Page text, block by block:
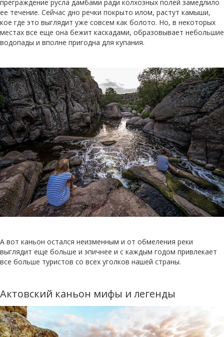
преграждение русла дамбами ради колхозных полей замедлило
ее течение. Сейчас дно речки покрыто илом, растут камыши,
кое где это выглядит уже совсем как болото. Но, в некоторых
местах все еще она бежит каскадами, образовывает небольшие
водопады и вполне пригодна для купания.
А вот каньон остался неизменным и от обмеления реки
выглядит еще больше и эпичнее и с каждым годом привлекает
все больше туристов со всех уголков нашей страны.
Актовский каньон мифы и легенды